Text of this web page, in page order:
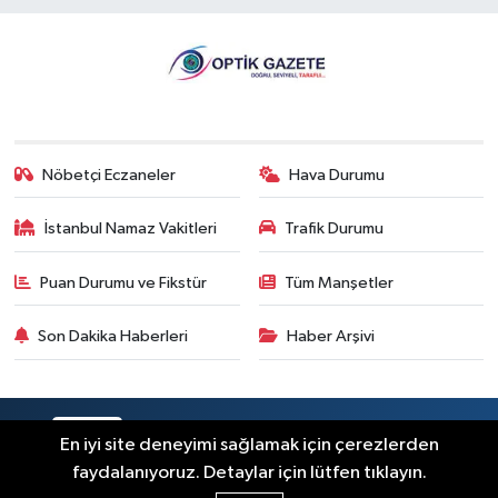
Nöbetçi Eczaneler Hava Durumu
İstanbul Namaz Vakitleri Trafik Durumu
Puan Durumu ve Fikstür Tüm Manşetler
Son Dakika Haberleri Haber Arşivi
En iyi site deneyimi sağlamak için çerezlerden
faydalanıyoruz. Detaylar için lütfen tıklayın.